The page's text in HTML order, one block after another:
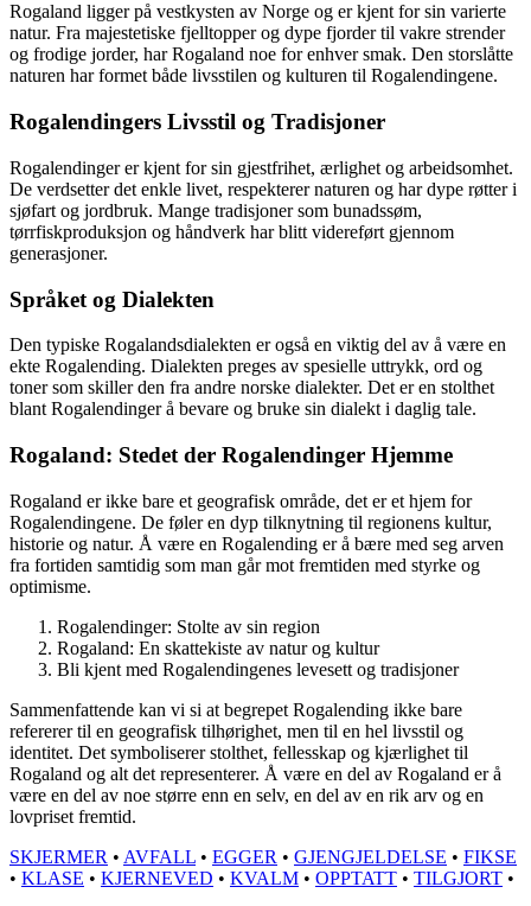
Rogaland ligger på vestkysten av Norge og er kjent for sin varierte
natur. Fra majestetiske fjelltopper og dype fjorder til vakre strender
og frodige jorder, har Rogaland noe for enhver smak. Den storslåtte
naturen har formet både livsstilen og kulturen til Rogalendingene.
Rogalendingers Livsstil og Tradisjoner
Rogalendinger er kjent for sin gjestfrihet, ærlighet og arbeidsomhet.
De verdsetter det enkle livet, respekterer naturen og har dype røtter i
sjøfart og jordbruk. Mange tradisjoner som bunadssøm,
tørrfiskproduksjon og håndverk har blitt videreført gjennom
generasjoner.
Språket og Dialekten
Den typiske Rogalandsdialekten er også en viktig del av å være en
ekte Rogalending. Dialekten preges av spesielle uttrykk, ord og
toner som skiller den fra andre norske dialekter. Det er en stolthet
blant Rogalendinger å bevare og bruke sin dialekt i daglig tale.
Rogaland: Stedet der Rogalendinger Hjemme
Rogaland er ikke bare et geografisk område, det er et hjem for
Rogalendingene. De føler en dyp tilknytning til regionens kultur,
historie og natur. Å være en Rogalending er å bære med seg arven
fra fortiden samtidig som man går mot fremtiden med styrke og
optimisme.
Rogalendinger: Stolte av sin region
Rogaland: En skattekiste av natur og kultur
Bli kjent med Rogalendingenes levesett og tradisjoner
Sammenfattende kan vi si at begrepet Rogalending ikke bare
refererer til en geografisk tilhørighet, men til en hel livsstil og
identitet. Det symboliserer stolthet, fellesskap og kjærlighet til
Rogaland og alt det representerer. Å være en del av Rogaland er å
være en del av noe større enn en selv, en del av en rik arv og en
lovpriset fremtid.
SKJERMER • AVFALL • EGGER • GJENGJELDELSE • FIKSE
• KLASE • KJERNEVED • KVALM • OPPTATT • TILGJORT •